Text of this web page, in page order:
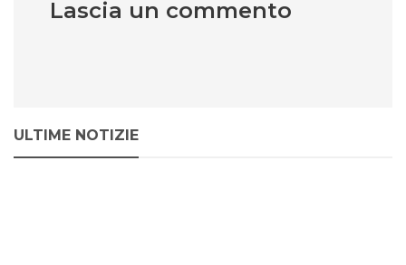
Lascia un commento
ULTIME NOTIZIE